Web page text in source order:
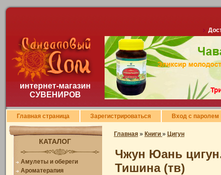
интернет-магазин
СУВЕНИРОВ
Главная страница Зарегистрироваться Вход с паролем
КАТАЛОГ
Амулеты и обереги
Ароматерапия
Главная» Книги » Цигун
Чжун Юань
Тишина (тв)